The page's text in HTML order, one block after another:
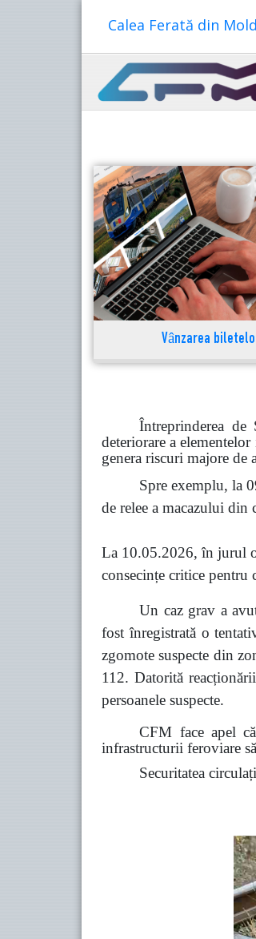
Calea Ferată din
Vânzarea
Întreprinderea
deteriorare a
genera riscuri majore
Spre exemplu, la
de relee a macazului din
La 10.05.2026, în jurul
consecințe critice pentru
Un caz grav a
fost înregistrată o
zgomote suspecte din
112. Datorită
persoanele suspecte.
CFM face apel
infrastructurii feroviare
Securitatea